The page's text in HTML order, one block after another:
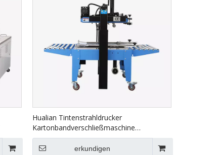
Hualian Tintenstrahldrucker
Kartonbandverschließmaschine
Kartonverschließmaschine FXJ-6050C
erkundigen